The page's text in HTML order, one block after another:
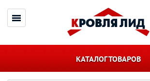
КАТАЛОГ ТОВАРОВ